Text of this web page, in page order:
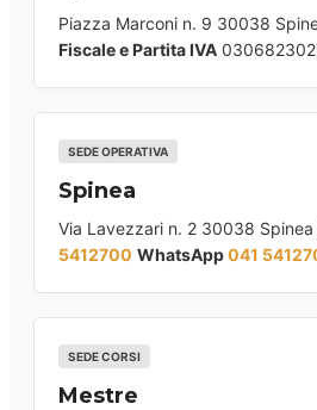
Piazza Marconi n. 9 30038
Fiscale e Partita IVA
SEDE OPERATIVA
Spinea
Via Lavezzari n. 2 30038 Spinea
5412700 WhatsApp041
SEDE CORSI
Mestre